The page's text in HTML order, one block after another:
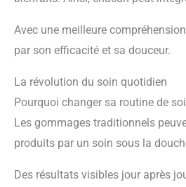
Avec une meilleure
par son efficacité et sa douceur.
La révolution du soin quotidien
Pourquoi changer sa routine de
Les gommages traditionnels
produits par un soin sous la
Des résultats visibles jour après